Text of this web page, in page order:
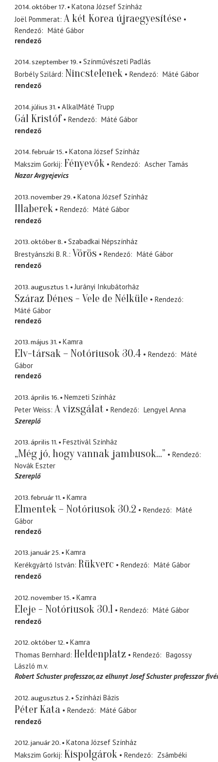
2014. október 17.
Katona József Színház
Joël Pommerat A két Korea újraegyesítése
Rendező
Máté Gábor
rendező
2014. szeptember 19.
Színművészeti Padlás
Borbély Szilárd Nincstelenek Rendező
Máté Gábor
rendező
2014. július 31. AlkalMáté Trupp
Gál Kristóf Rendező
Máté Gábor
rendező
2014. február 15.
Katona József Színház
Makszim Gorkij Fényevők Rendező
Ascher Tamás
Nazar Avgyejevics
2013. november 29. Katona József Színház
Illaberek Rendező
Máté Gábor
rendező
2013. október 8.
Szabadkai Népszínház
Brestyánszki B. R. Vörös Rendező
Máté Gábor
rendező
2013. augusztus 1. Jurányi Inkubátorház
Száraz Dénes - Vele de Nélküle
Rendező
Máté Gábor
rendező
2013. május 31. Kamra
Elv-társak – Notóriusok 30.4 Rendező
Máté
Gábor
rendező
2013. április 16.
Nemzeti Színház
Peter Weiss A vizsgálat Rendező
Lengyel Anna
Szereplő
2013. április 11. Fesztivál Színház
„Még jó, hogy vannak jambusok...”
Rendező
Novák Eszter
Szereplő
2013. február 11. Kamra
Elmentek – Notóriusok 30.2 Rendező
Máté
Gábor
rendező
2013. január 25.
Kamra
Kerékgyártó István Rükverc Rendező
Máté Gábor
rendező
2012. november 15. Kamra
Eleje - Notóriusok 30.1 Rendező
Máté Gábor
rendező
2012. október 12.
Kamra
Thomas Bernhard Heldenplatz Rendező
Bagossy
László m.v.
Robert Schuster professzor az elhunyt Josef Schuster professzor
2012. augusztus 2. Színházi Bázis
Péter Kata Rendező
Máté Gábor
rendező
2012. január 20.
Katona József Színház
Makszim Gorkij Kispolgárok Rendező
Zsámbéki